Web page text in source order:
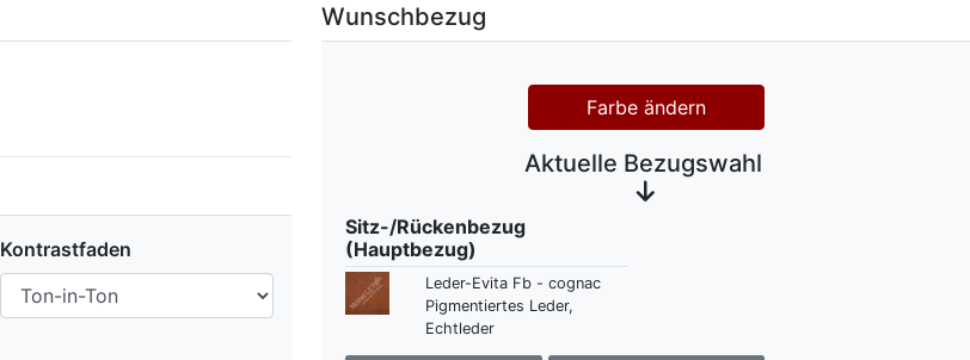
Kontrastfaden
Wunschbezug
Farbe ändern
Aktuelle Bezugswahl
Sitz-/Rückenbezug
(Hauptbezug)
Leder-Evita Fb - cognac
Pigmentiertes Leder,
Echtleder